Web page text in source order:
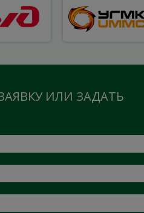
ИЛИ ЗАДАТЬ